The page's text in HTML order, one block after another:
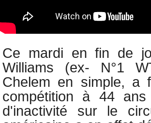
Ce mardi en fin de
Williams (ex- N°1
Chelem en simple, a
compétition à 44
d'inactivité sur le